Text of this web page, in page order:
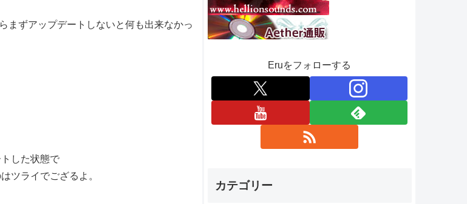
まずアップデートしないと何も出来なかっ
した状態で
ツライでござるよ。
Eruをフォローする
カテゴリー